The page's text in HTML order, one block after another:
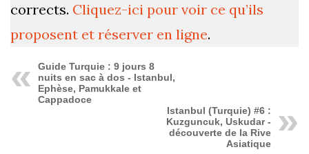
corrects. Cliquez-ici pour voir ce qu’ils
proposent et réserver en ligne.
Guide Turquie : 9 jours 8
nuits en sac à dos - Istanbul,
Ephèse, Pamukkale et
Cappadoce
Istanbul (Turquie) #6 :
Kuzguncuk, Uskudar -
découverte de la Rive
Asiatique